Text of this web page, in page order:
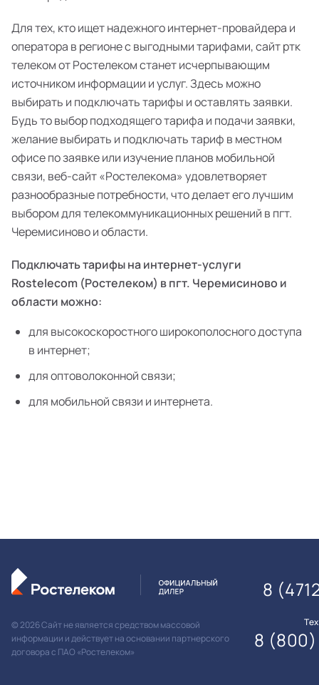
Для тех, кто ищет надежного интернет-провайдера и
оператора в регионе с выгодными тарифами, сайт ртк
телеком от Ростелеком станет исчерпывающим
источником информации и услуг. Здесь можно
выбирать и подключать тарифы и оставлять заявки.
Будь то выбор подходящего тарифа и подачи заявки,
желание выбирать и подключать тариф в местном
офисе по заявке или изучение планов мобильной
связи, веб-сайт «Ростелекома» удовлетворяет
разнообразные потребности, что делает его лучшим
выбором для телекоммуникационных решений в пгт.
Черемисиново и области.
Подключать тарифы на интернет-услуги
Rostelecom (Ростелеком) в пгт. Черемисиново и
области можно:
для высокоскоростного широкополосного доступа
в интернет;
для оптоволоконной связи;
для мобильной связи и интернета.
© 2026 Сайт не является средством массовой
информации и действует на основании партнерского
договора с ПАО «Ростелеком»
8
8